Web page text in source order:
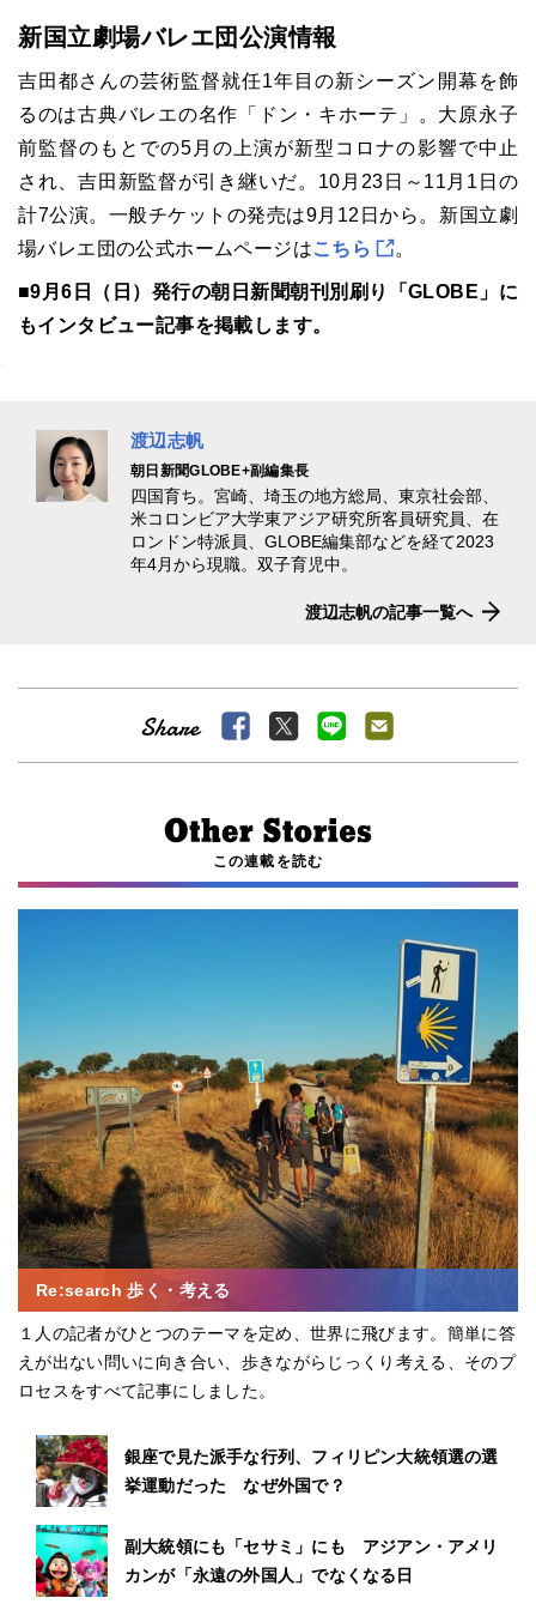
新国立劇場バレエ団公演情報
吉田都さんの芸術監督就任1年目の新シーズン開幕を飾
るのは古典バレエの名作「ドン・キホーテ」。大原永子
前監督のもとでの5 月の上演が新型コロナの影響で中止
され、吉田新監督が引き継いだ。 10 月 23 日～ 11 月 1 日の
計7公演。一般チケットの発売は9月 12 日から。新国立劇
場バレエ団の公式ホームページはこちら 。
■9月6日（日）発行の朝日新聞朝刊別刷り「GLOBE」に
もインタビュー記事を掲載します。
渡辺志帆
朝日新聞GLOBE+副編集長
四国育ち。宮崎、埼玉の地方総局、東京社会部、
米コロンビア大学東アジア研究所客員研究員、在
ロンドン特派員、GLOBE編集部などを経て2023
年4月から現職。双子育児中。
渡辺志帆の記事一覧へ
この連載を読む
Re:search 歩く・考える
１人の記者がひとつのテーマを定め、世界に飛びます。簡単に答
えが出ない問いに向き合い、歩きながらじっくり考える、そのプ
ロセスをすべて記事にしました。
銀座で見た派手な行列、フィリピン大統領選の選
挙運動だった なぜ外国で？
副大統領にも「セサミ」にも アジアン・アメリ
カンが「永遠の外国人」でなくなる日